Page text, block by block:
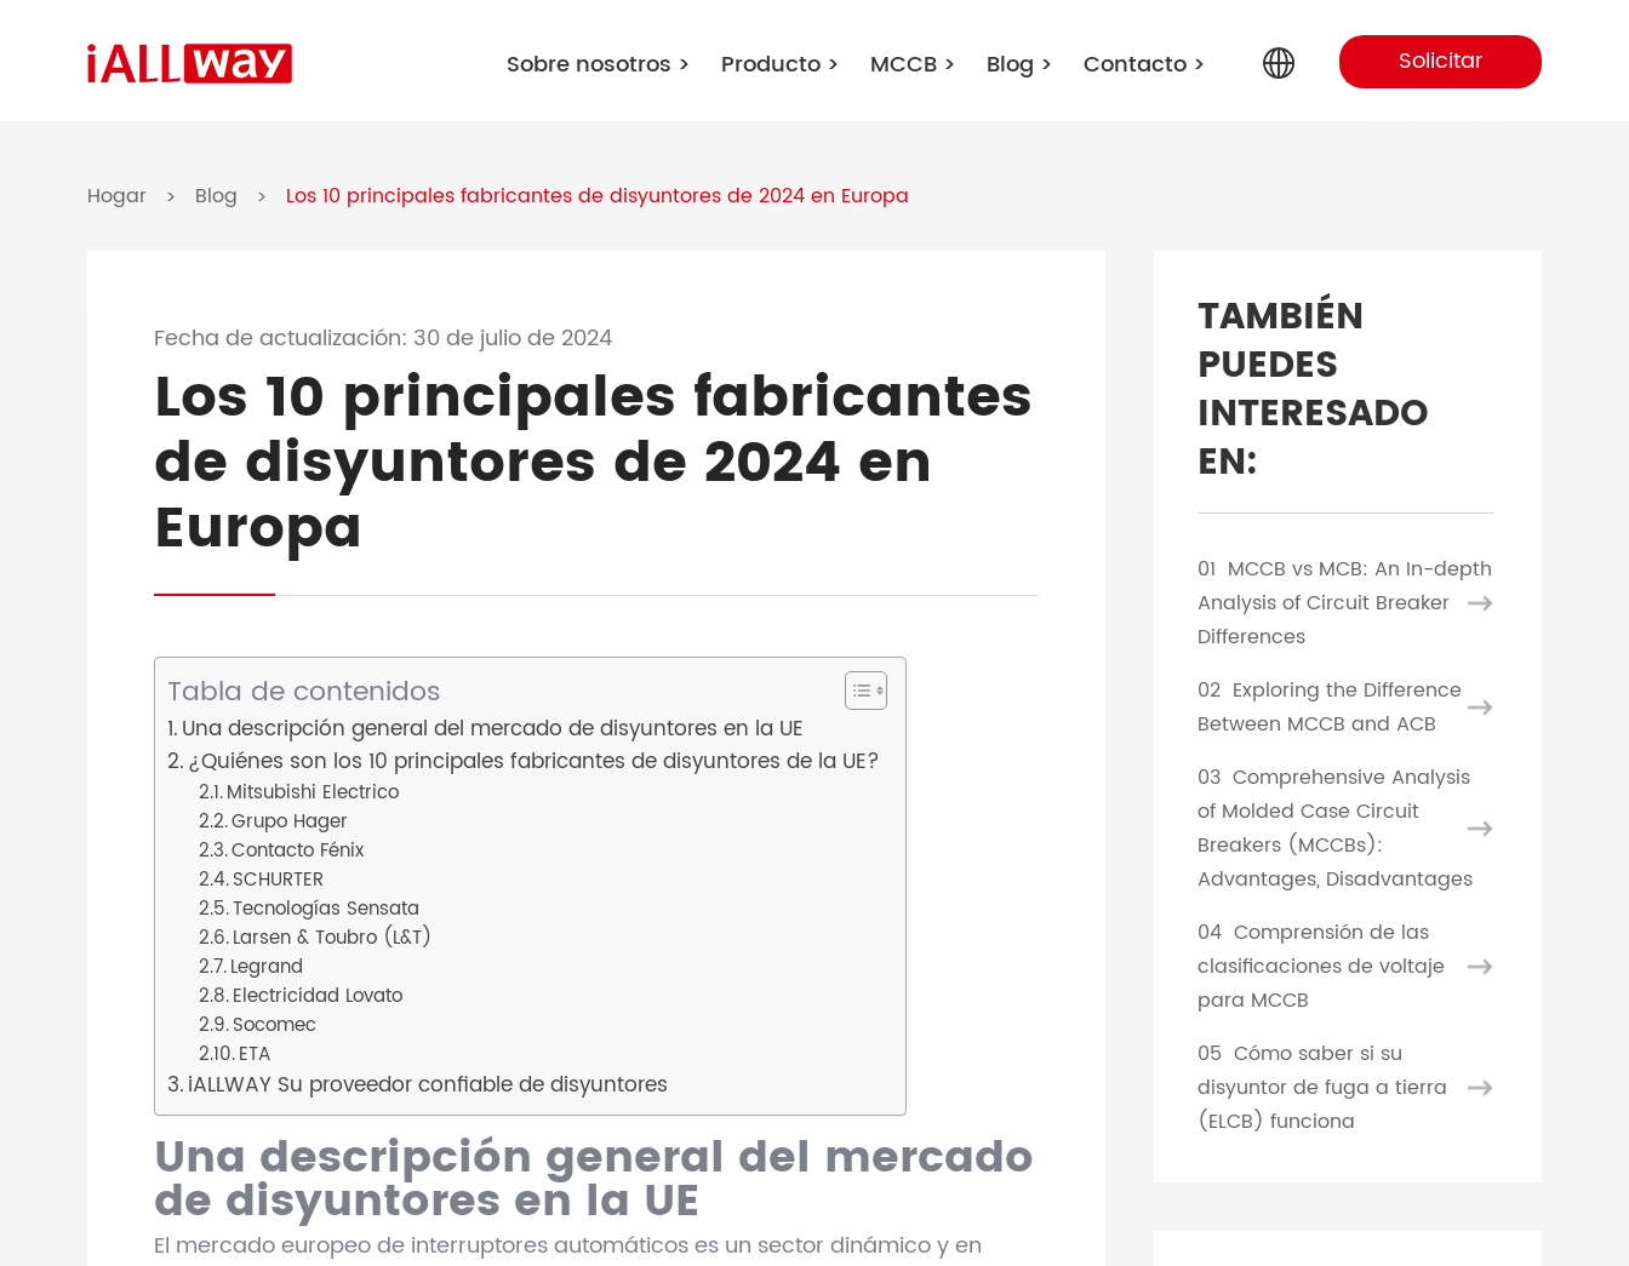
Sobre nosotros > Producto > MCCB > Blog > Contacto >
Portuguese
Spanish
French
Turkish
Solicitar
Hogar > Blog > Los 10 principales fabricantes de disyuntores de 2024 en Europa
Fecha de actualización: 30 de julio de 2024
Los 10 principales fabricantes
de disyuntores de 2024 en
Europa
Tabla de contenidos
Una descripción general del mercado de disyuntores en la UE
¿Quiénes son los 10 principales fabricantes de disyuntores de la UE?
Mitsubishi Electrico
Grupo Hager
Contacto Fénix
SCHURTER
Tecnologías Sensata
Larsen & Toubro (L&T)
Legrand
Electricidad Lovato
Socomec
ETA
iALLWAY Su proveedor confiable de disyuntores
Una descripción general del mercado
de disyuntores en la UE
El mercado europeo de interruptores automáticos es un sector dinámico y en
TAMBIÉN
PUEDES
INTERESADO
EN:
01 MCCB vs MCB: An In-depth
Analysis of Circuit Breaker
Differences
02 Exploring the Difference
Between MCCB and ACB
03 Comprehensive Analysis
of Molded Case Circuit
Breakers (MCCBs):
Advantages, Disadvantages
04 Comprensión de las
clasificaciones de voltaje
para MCCB
05 Cómo saber si su
disyuntor de fuga a tierra
(ELCB) funciona